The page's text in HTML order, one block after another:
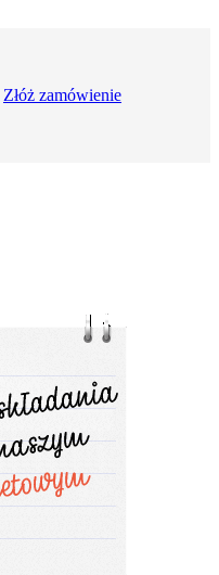
Złóż zamówienie